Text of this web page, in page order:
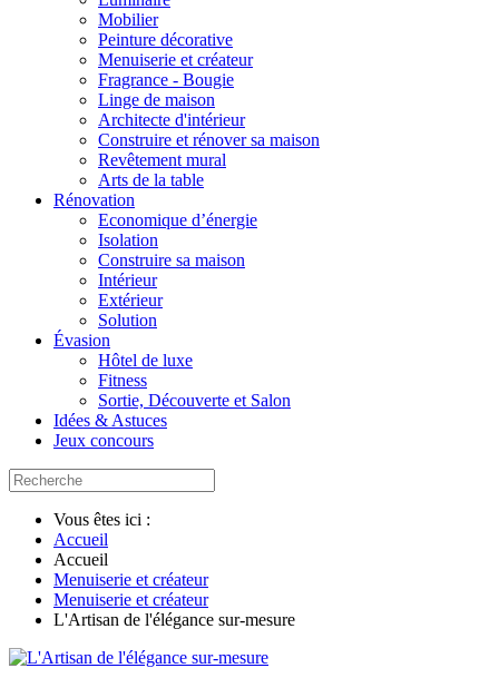
Mobilier
Peinture décorative
Menuiserie et créateur
Fragrance - Bougie
Linge de maison
Architecte d'intérieur
Construire et rénover sa maison
Revêtement mural
Arts de la table
Rénovation
Economique d’énergie
Isolation
Construire sa maison
Intérieur
Extérieur
Solution
Évasion
Hôtel de luxe
Fitness
Sortie, Découverte et Salon
Idées & Astuces
Jeux concours
Vous êtes ici :
Accueil
Accueil
Menuiserie et créateur
Menuiserie et créateur
L'Artisan de l'élégance sur-mesure